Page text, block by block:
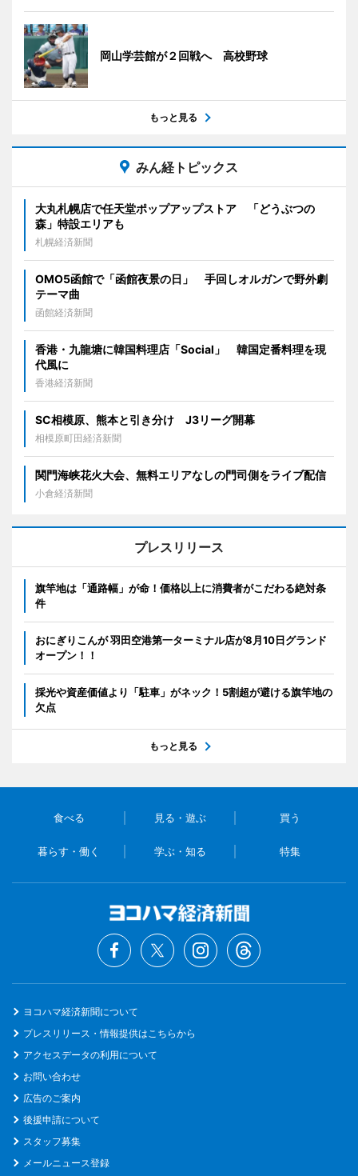
岡山学芸館が２回戦へ 高校野球
もっと見る
みん経トピックス
大丸札幌店で任天堂ポップアップストア 「どうぶつの
森」特設エリアも
札幌経済新聞
OMO5函館で「函館夜景の日」 手回しオルガンで野外劇
テーマ曲
函館経済新聞
香港・九龍塘に韓国料理店「Social」 韓国定番料理を現
代風に
香港経済新聞
SC相模原、熊本と引き分け J3リーグ開幕
相模原町田経済新聞
関門海峡花火大会、無料エリアなしの門司側をライブ配信
小倉経済新聞
プレスリリース
旗竿地は「通路幅」が命！価格以上に消費者がこだわる絶対条
件
おにぎりこんが 羽田空港第一ターミナル店が8月10日グランド
オープン！！
採光や資産価値より「駐車」がネック！5割超が避ける旗竿地の
欠点
もっと見る
食べる 見る・遊ぶ 買う
暮らす・働く 学ぶ・知る 特集
ヨコハマ経済新聞について
プレスリリース・情報提供はこちらから
アクセスデータの利用について
お問い合わせ
広告のご案内
後援申請について
スタッフ募集
メールニュース登録